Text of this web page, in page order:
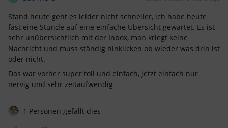
Stand heute geht es leider nicht schneller, ich habe heute
fast eine Stunde auf eine einfache Übersicht gewartet. Es ist
sehr unübersichtlich mit der Inbox, man kriegt keine
Nachricht und muss ständig hinklicken ob wieder was drin ist
oder nicht.
Das war vorher super toll und einfach, jetzt einfach nur
nervig und sehr zeitaufwendig
1 Personen gefällt dies